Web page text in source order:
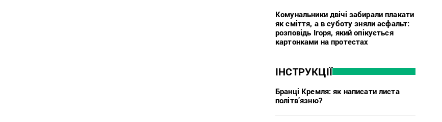
Комунальники двічі забирали плакати
як сміття, а в суботу зняли асфальт:
розповідь Ігоря, який опікується
картонками на протестах
ІНСТРУКЦІЇ
Бранці Кремля: як написати листа
політв’язню?